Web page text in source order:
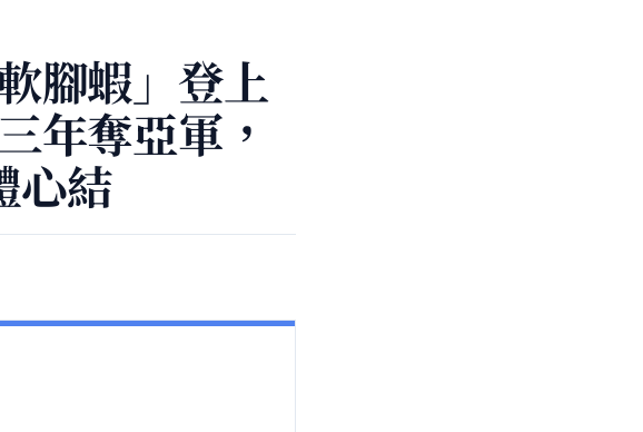
腳蝦」登上
年奪亞軍，
心結